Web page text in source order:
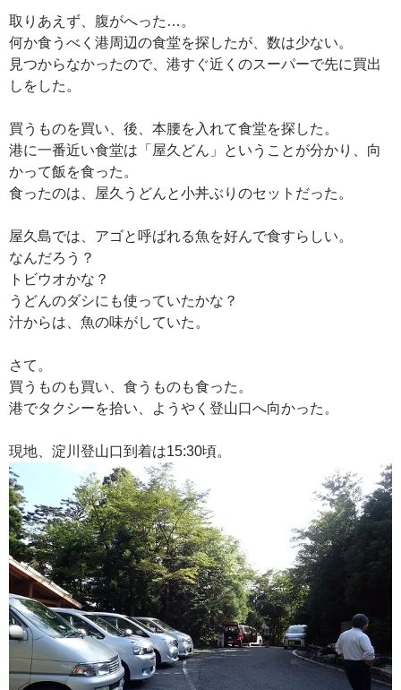
取りあえず、腹がへった…。
何か食うべく港周辺の食堂を探したが、数は少ない。
見つからなかったので、港すぐ近くのスーパーで先に買出
しをした。
買うものを買い、後、本腰を入れて食堂を探した。
港に一番近い食堂は「屋久どん」ということが分かり、向
かって飯を食った。
食ったのは、屋久うどんと小丼ぶりのセットだった。
屋久島では、アゴと呼ばれる魚を好んで食すらしい。
なんだろう？
トビウオかな？
うどんのダシにも使っていたかな？
汁からは、魚の味がしていた。
さて。
買うものも買い、食うものも食った。
港でタクシーを拾い、ようやく登山口へ向かった。
現地、淀川登山口到着は15:30頃。